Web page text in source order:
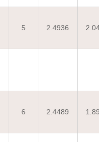
5 2.4936
6 2.4489